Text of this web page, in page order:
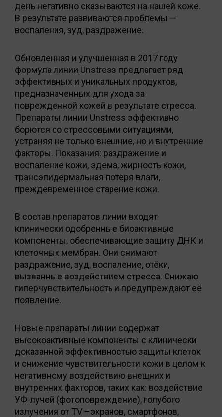
день негативно сказываются на нашей коже.
В результате развиваются проблемы —
воспаления, зуд, раздражение.
Обновленная и улучшенная в 2017 году
формула линии Unstress предлагает ряд
эффективных и уникальных продуктов,
предназначенных для ухода за
поврежденной кожей в результате стресса.
Препараты линии Unstress эффективно
борются со стрессовыми ситуациями,
устраняя не только внешние, но и внутренние
факторы. Показания: раздражение и
воспаление кожи, эдема, жирность кожи,
трансэпидермальная потеря влаги,
преждевременное старение кожи.
В состав препаратов линии входят
клинически одобренные биоактивные
компоненты, обеспечивающие защиту ДНК и
клеточных мембран. Они снимают
раздражение, зуд, воспаление, отёки,
вызванные воздействием стресса. Снижаю
гиперчувствительность и предупреждают её
появление.
Новые препараты линии содержат
высокоактивные компоненты с клинически
доказанной эффективностью защиты клеток
и снижение чувствительности кожи в целом к
негативному воздействию внешних и
внутренних факторов, таких как: воздействие
УФ-лучей (фотоповреждение), голубого
излучения от TV –экранов, смартфонов,